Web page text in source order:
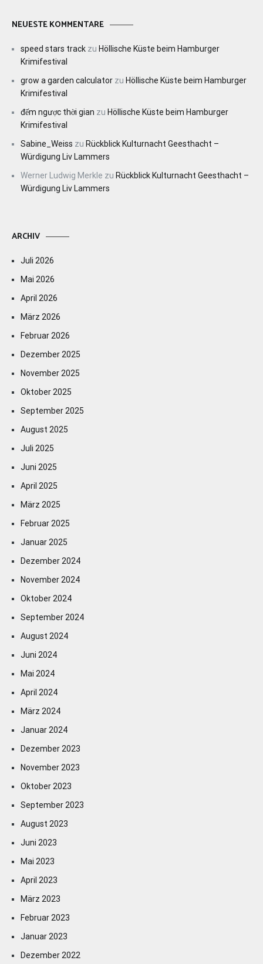
NEUESTE KOMMENTARE
speed stars track zu Höllische Küste beim Hamburger
Krimifestival
grow a garden calculator zu Höllische Küste beim Hamburger
Krimifestival
đếm ngược thời gian zu Höllische Küste beim Hamburger
Krimifestival
Sabine_Weiss zu Rückblick Kulturnacht Geesthacht –
Würdigung Liv Lammers
Werner Ludwig Merkle zu Rückblick Kulturnacht Geesthacht –
Würdigung Liv Lammers
ARCHIV
Juli 2026
Mai 2026
April 2026
März 2026
Februar 2026
Dezember 2025
November 2025
Oktober 2025
September 2025
August 2025
Juli 2025
Juni 2025
April 2025
März 2025
Februar 2025
Januar 2025
Dezember 2024
November 2024
Oktober 2024
September 2024
August 2024
Juni 2024
Mai 2024
April 2024
März 2024
Januar 2024
Dezember 2023
November 2023
Oktober 2023
September 2023
August 2023
Juni 2023
Mai 2023
April 2023
März 2023
Februar 2023
Januar 2023
Dezember 2022